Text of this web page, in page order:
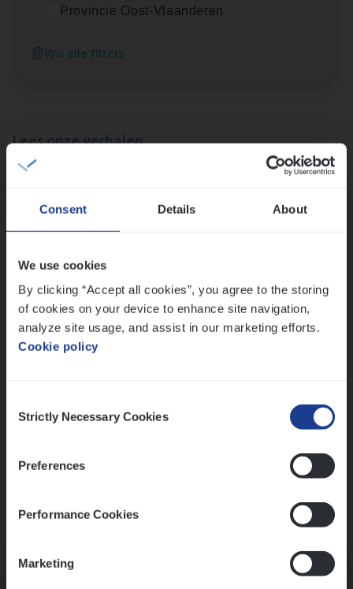
Consent Details About
We use cookies
By clicking “Accept all cookies”, you agree to the storing
of cookies on your device to enhance site navigation,
analyze site usage, and assist in our marketing efforts.
Cookie policy
Selection
Strictly Necessary Cookies
Preferences
Performance Cookies
Marketing
Provincie Oost-Vlaanderen
Wis alle filters
Busi­ness Analyst
Antwerpen
Lees onze verhalen
Meer dan collega’s: hoe Julie en Aurélie elkaar
Mathias houdt van diepgaande dossiers én droge
humor
werk
Ons sollicitatieproces